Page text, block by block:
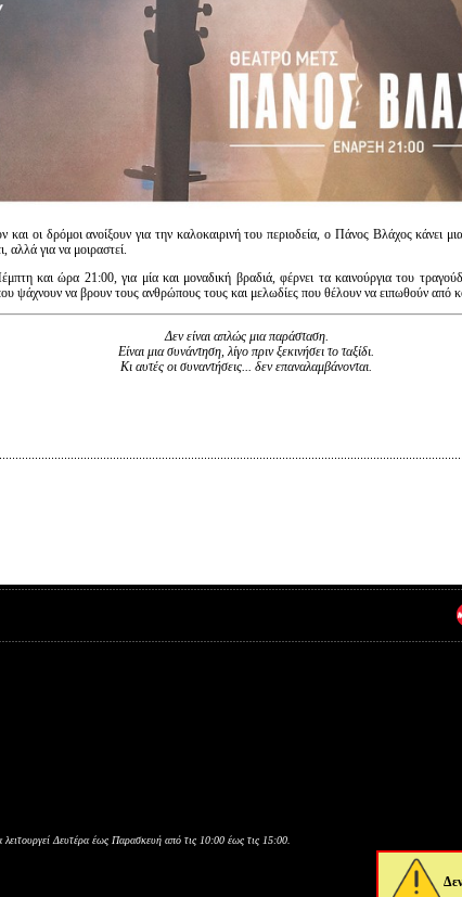
και οι δρόμοι ανοίξουν για την καλοκαιρινή του περιοδεία, ο Πάνος Βλάχος κάνει
αλλά για να μοιραστεί.
και ώρα 21:00, για μία και μοναδική βραδιά, φέρνει τα καινούργια του
ψάχνουν να βρουν τους ανθρώπους τους και μελωδίες που θέλουν να ειπωθούν από
Δεν είναι απλώς μια παράσταση.
Είναι μια συνάντηση, λίγο πριν ξεκινήσει το ταξίδι.
Κι αυτές οι συναντήσεις... δεν επαναλαμβάνονται.
Δευτέρα έως Παρασκευή από τις 10:00 έως τις 15:00.